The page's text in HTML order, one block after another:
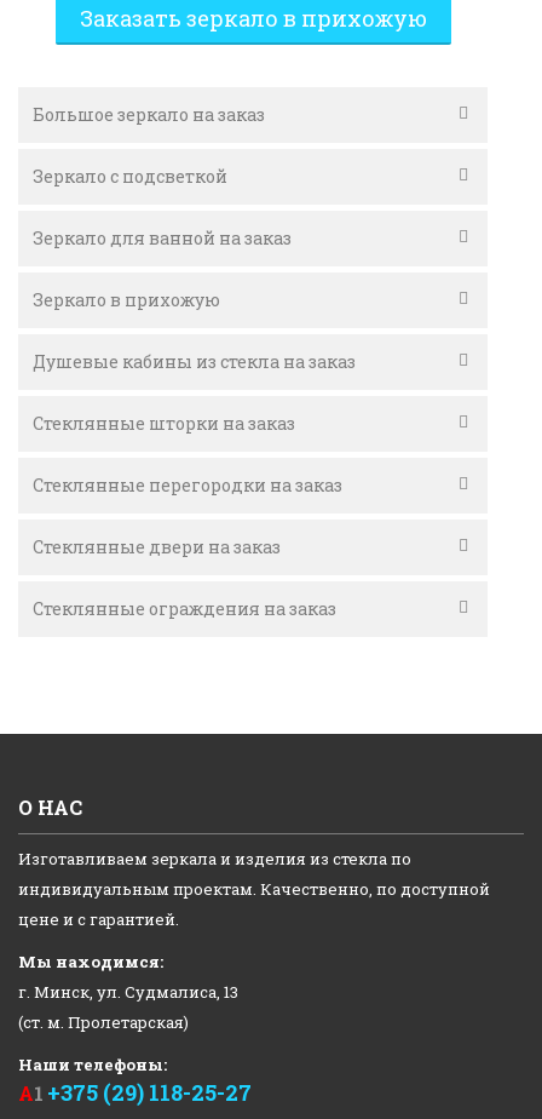
Заказать зеркало в прихожую
Большое зеркало на заказ
Зеркало с подсветкой
Зеркало для ванной на заказ
Зеркало в прихожую
Душевые кабины из стекла на заказ
Стеклянные шторки на заказ
Стеклянные перегородки на заказ
Стеклянные двери на заказ
Стеклянные ограждения на заказ
О НАС
Изготавливаем зеркала и изделия из стекла по
индивидуальным проектам. Качественно, по доступной
цене и с гарантией.
Мы находимся:
г. Минск, ул. Судмалиса, 13
(ст. м. Пролетарская)
Наши телефоны:
А1 +375 (29) 118-25-27